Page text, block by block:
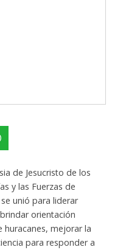
de Jesucristo de los
y las Fuerzas de
unió para liderar
orientación
mejorar la
para responder a